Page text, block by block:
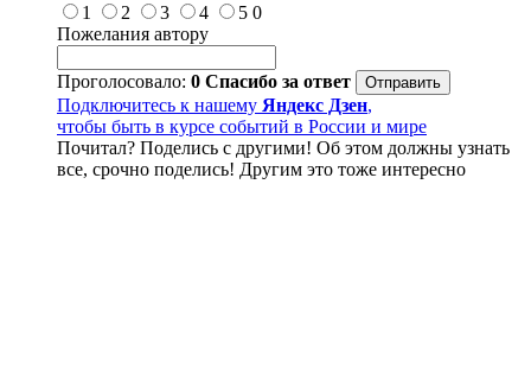
1
2 3 4 5 0
Пожелания автору
Проголосовало: 0 Спасибо за ответ
Подключитесь к нашему Яндекс Дзен,
чтобы быть в курсе событий в России и мире
Почитал? Поделись с другими! Об этом должны узнать
все, срочно поделись! Другим это тоже интересно